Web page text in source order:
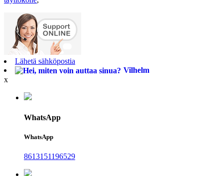
Lähetä sähköpostia
Vilhelm
x
WhatsApp
WhatsApp
8613151196529